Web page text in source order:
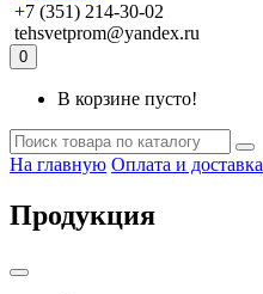
+7 (351) 214-30-02
tehsvetprom@yandex.ru
0
В корзине пусто!
На главную Оплата и доставка
Продукция